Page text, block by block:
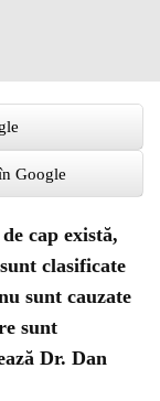
Google
cap există,
clasificate
sunt cauzate
sunt
Dr. Dan